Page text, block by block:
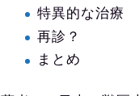
特異的な治療
再診？
まとめ